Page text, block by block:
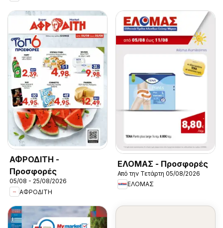
ΑΦΡΟΔΙΤΗ -
Προσφορές
05/08 - 25/08/2026
ΑΦΡΟΔΙΤΗ
ΕΛΟΜΑΣ - Προσφορές
Από την Τετάρτη 05/08/2026
ΕΛΟΜΑΣ